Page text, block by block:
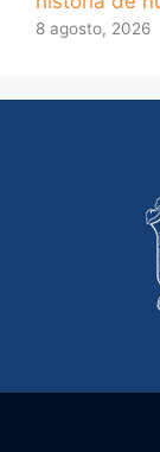
8 agosto, 2026